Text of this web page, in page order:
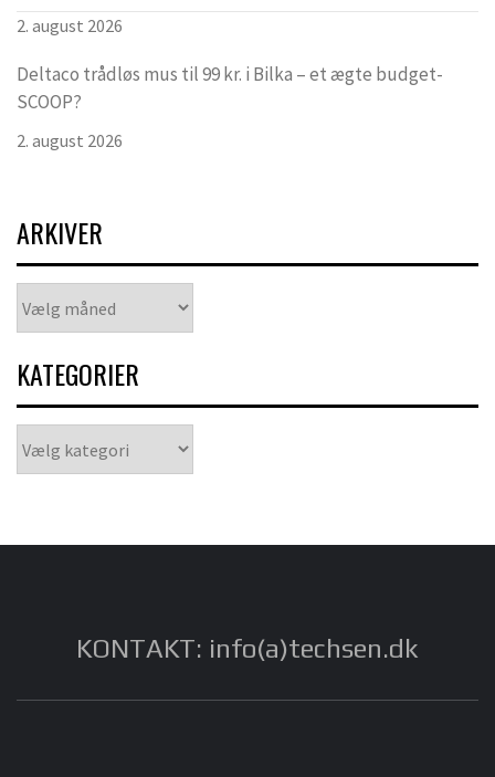
2. august 2026
Deltaco trådløs mus til 99 kr. i Bilka – et ægte budget-
SCOOP?
2. august 2026
ARKIVER
KATEGORIER
KONTAKT: info(a)techsen.dk